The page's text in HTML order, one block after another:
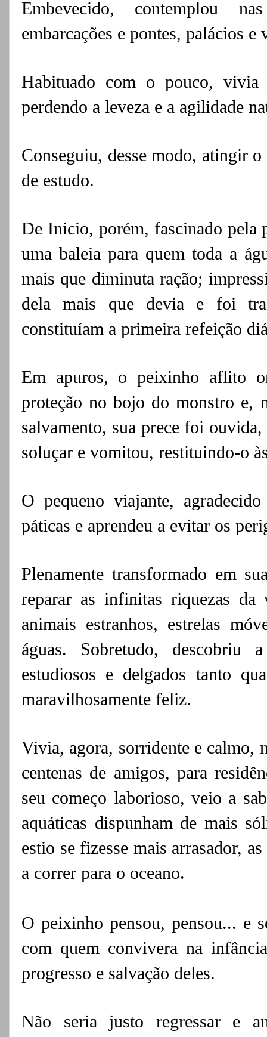
Embevecido, contemplou
embarcações e pontes, palácios
Habituado com o pouco, vivia
perdendo a leveza e a agilidade
Conseguiu, desse modo, atingir
de estudo.
De Inicio, porém, fascinado pela
uma baleia para quem toda a
mais que diminuta ração;
dela mais que devia e foi
constituíam a primeira refeição
Em apuros, o peixinho aflito
proteção no bojo do monstro e,
salvamento, sua prece foi ouvida,
soluçar e vomitou, restituindo-o
O pequeno viajante,
páticas e aprendeu a evitar os
Plenamente transformado em
reparar as infinitas riquezas da
animais estranhos, estrelas
águas. Sobretudo, descobriu
estudiosos e delgados tanto
maravilhosamente feliz.
Vivia, agora, sorridente e calmo,
centenas de amigos, para
seu começo laborioso, veio a
aquáticas dispunham de mais
estio se fizesse mais arrasador,
a correr para o oceano.
O peixinho pensou, pensou... e
com quem convivera na
progresso e salvação deles.
Não seria justo regressar e